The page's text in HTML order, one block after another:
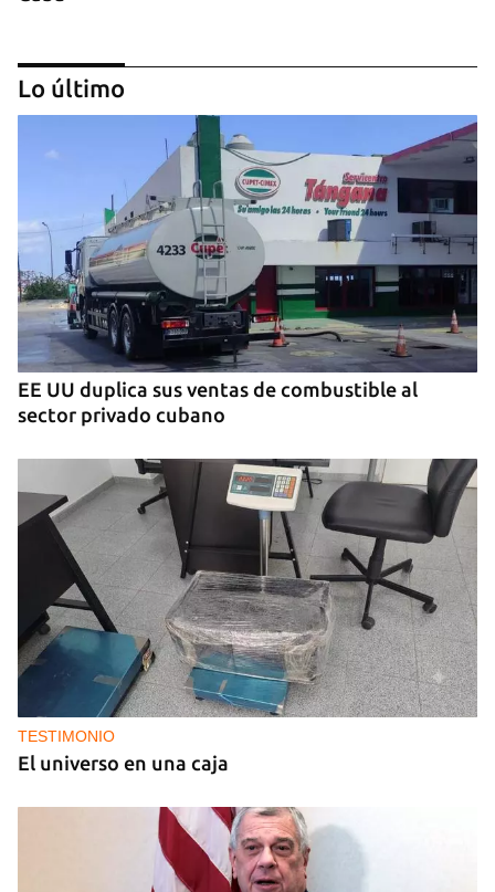
GENERACIÓN Y
Tras un breve alumbrón se volvió a ir la luz y llegó
el cacerolazo de indignación
Lo último
EE UU duplica sus ventas de combustible al
sector privado cubano
TESTIMONIO
El universo en una caja